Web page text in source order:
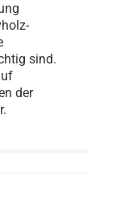
sind.
der